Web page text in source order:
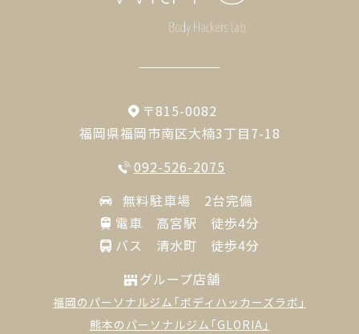
〒815-0082
福岡県福岡市南区大楠3丁目7-18
092-526-2075
無料駐車場 2台完備
電車 高宮駅 徒歩4分
バス 清水町 徒歩4分
グループ店舗
福岡のパーソナルジム「ボディハッカーズラボ」
熊本のパーソナルジム「GLORIA」